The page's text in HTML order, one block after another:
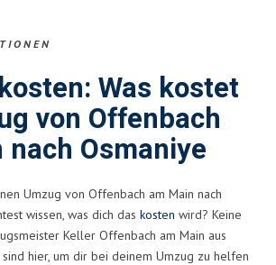
Was kostet
von Offenbach
nach Osmaniye
Umzug von Offenbach am Main nach
wissen, was dich das kosten wird? Keine
Keller Offenbach am Main aus
hier, um dir bei deinem Umzug zu helfen